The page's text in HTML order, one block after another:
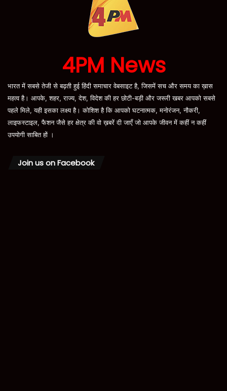
4PM News
भारत में सबसे तेजी से बढ़ती हुई हिंदी समाचार वेबसाइट है, जिसमें सच और समय का ख़ास
महत्व है। आपके, शहर, राज्य, देश, विदेश की हर छोटी-बड़ी और जरूरी खबर आपको सबसे
पहले मिले, यही इसका लक्ष्य है। कोशिश है कि आपको घटनात्मक, मनोरंजन, नौकरी,
लाइफस्टाइल, फैशन जैसे हर क्षेत्र की वो ख़बरें दी जाएँ जो आपके जीवन में कहीं न कहीं
उपयोगी साबित हों ।
Join us on Facebook